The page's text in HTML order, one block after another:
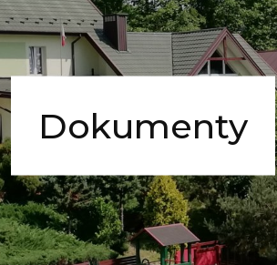
Dokumenty